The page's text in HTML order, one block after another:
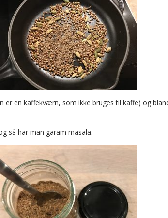
er en kaffekværn, som ikke bruges til kaffe) og
så har man garam masala.